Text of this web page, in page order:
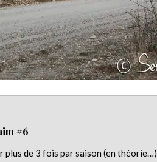
#6
plus de 3 fois par saison (en théorie…)